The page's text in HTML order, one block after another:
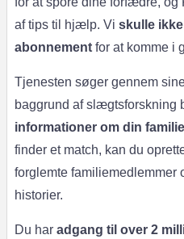
af tips til hjælp. Viskulle
abonnement for at komme i
Tjenesten søger gennem
baggrund af slægtsforskning
informationer om din
finder et match, kan du
forglemte familiemedlemmer
historier.
Du haradgang til over 2